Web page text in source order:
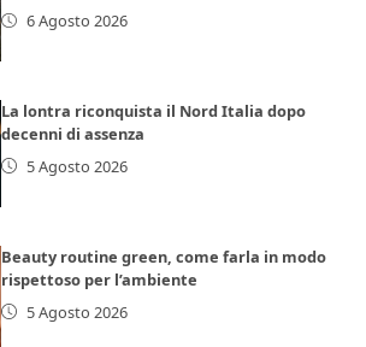
6 Agosto 2026
La lontra riconquista il Nord Italia dopo
decenni di assenza
5 Agosto 2026
Beauty routine green, come farla in modo
rispettoso per l’ambiente
5 Agosto 2026